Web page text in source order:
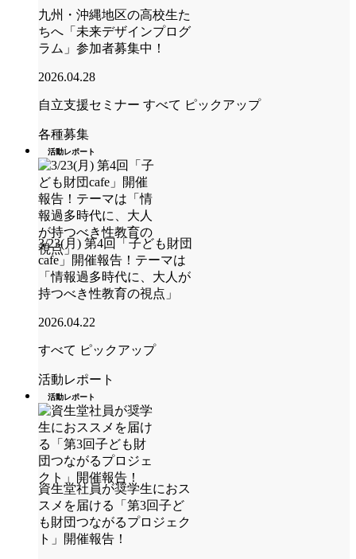
九州・沖縄地区の高校生た
ちへ「未来デザインプログ
ラム」参加者募集中！
2026.04.28
自立支援セミナー すべて ピックアップ
各種募集
活動レポート
3/23(月) 第4回「子ども財団
cafe」開催報告！テーマは
「情報過多時代に、大人が
持つべき性教育の視点」
2026.04.22
すべて ピックアップ
活動レポート
活動レポート
資生堂社員が奨学生におス
スメを届ける「第3回子ど
も財団つながるプロジェク
ト」開催報告！